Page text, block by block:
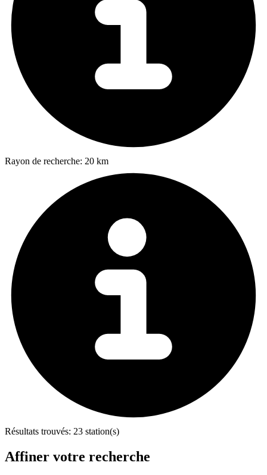
Rayon de recherche: 20 km
Résultats trouvés: 23 station(s)
Affiner votre recherche